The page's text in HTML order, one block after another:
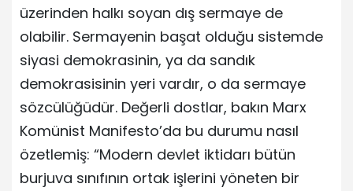
üzerinden halkı soyan dış sermaye de
olabilir. Sermayenin başat olduğu sistemde
siyasi demokrasinin, ya da sandık
demokrasisinin yeri vardır, o da sermaye
sözcülüğüdür. Değerli dostlar, bakın Marx
Komünist Manifesto’da bu durumu nasıl
özetlemiş: “Modern devlet iktidarı bütün
burjuva sınıfının ortak işlerini yöneten bir